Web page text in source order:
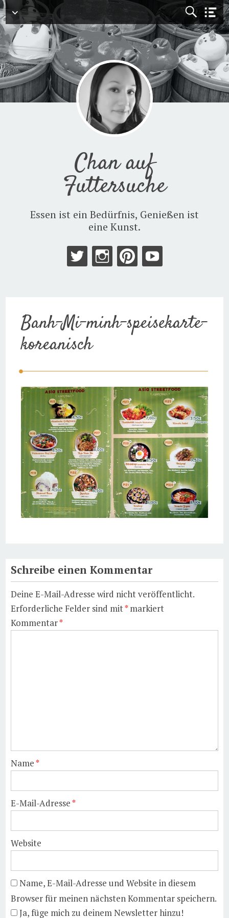
Menü
Chan auf
Futtersuche
Essen ist ein Bedürfnis, Genießen ist
eine Kunst.
Banh-Mi-minh-speisekarte-
koreanisch
Schreibe einen Kommentar
Deine E-Mail-Adresse wird nicht veröffentlicht.
Erforderliche Felder sind mit*markiert
Kommentar*
Name*
E-Mail-Adresse*
Website
Name, E-Mail-Adresse und Website in diesem
Browser für meinen nächsten Kommentar speichern.
Ja, füge mich zu deinem Newsletter hinzu!